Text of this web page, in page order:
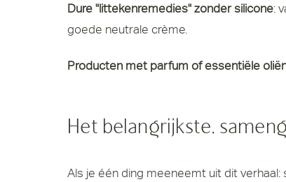
Dure "littekenremedies" zonder silicone:
goede neutrale crème.
Producten met parfum of essentiële
Het belangrijkste,
Als je één ding meeneemt uit dit